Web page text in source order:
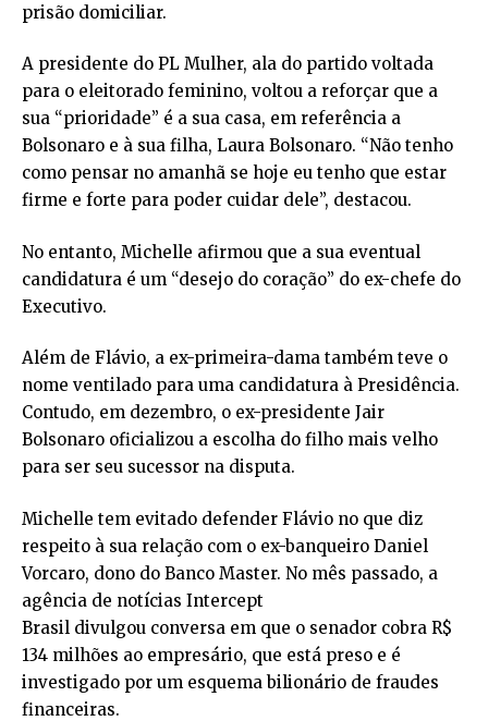
prisão domiciliar.
A presidente do PL Mulher, ala do partido voltada
para o eleitorado feminino, voltou a reforçar que a
sua “prioridade” é a sua casa, em referência a
Bolsonaro e à sua filha, Laura Bolsonaro. “Não tenho
como pensar no amanhã se hoje eu tenho que estar
firme e forte para poder cuidar dele”, destacou.
No entanto, Michelle afirmou que a sua eventual
candidatura é um “desejo do coração” do ex-chefe do
Executivo.
Além de Flávio, a ex-primeira-dama também teve o
nome ventilado para uma candidatura à Presidência.
Contudo, em dezembro, o ex-presidente Jair
Bolsonaro oficializou a escolha do filho mais velho
para ser seu sucessor na disputa.
Michelle tem evitado defender Flávio no que diz
respeito à sua relação com o ex-banqueiro Daniel
Vorcaro, dono do Banco Master. No mês passado, a
agência de notícias Intercept
Brasil divulgou conversa em que o senador cobra R$
134 milhões ao empresário, que está preso e é
investigado por um esquema bilionário de fraudes
financeiras.